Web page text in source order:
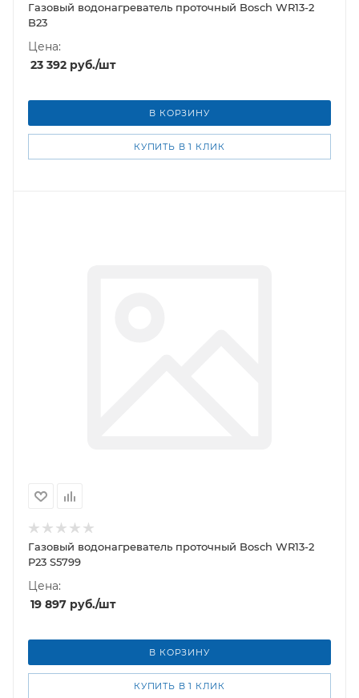
Газовый водонагреватель проточный Bosch WR13-2
B23
Цена:
23 392 руб./шт
В КОРЗИНУ
КУПИТЬ В 1 КЛИК
Газовый водонагреватель проточный Bosch WR13-2
P23 S5799
Цена:
19 897 руб./шт
В КОРЗИНУ
КУПИТЬ В 1 КЛИК